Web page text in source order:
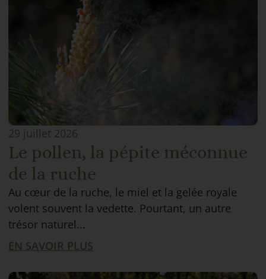
29 juillet 2026
Le pollen, la pépite méconnue
de la ruche
Au cœur de la ruche, le miel et la gelée royale
volent souvent la vedette. Pourtant, un autre
trésor naturel...
EN SAVOIR PLUS